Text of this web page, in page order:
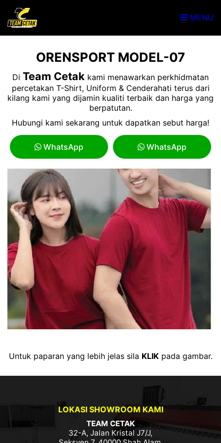
MENU
ORENSPORT MODEL-07
Di Team Cetak kami menawarkan perkhidmatan
percetakan T-Shirt, Uniform & Cenderahati terus dari
kilang kami yang dijamin kualiti terbaik dan harga yang
berpatutan.
Hubungi kami sekarang untuk dapatkan sebut harga!
WhatsApp WhatsApp
Untuk paparan yang lebih jelas sila KLIKpada gambar.
LOKASI SHOWROOM KAMI
TEAM CETAK
32-A, Jalan Kristal J7/J,